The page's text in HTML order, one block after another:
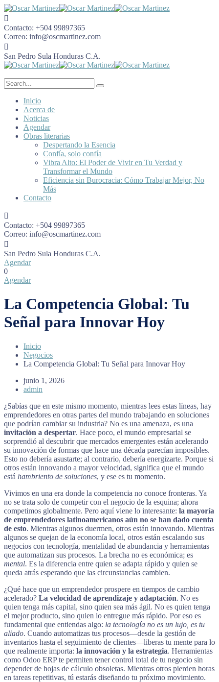
Contacto: +504 99897365
Correo: info@oscmartinez.com
San Pedro Sula Honduras C.A.
Inicio
Acerca de
Noticias
Agendar
Obras literarias
Despertando la Esencia
Confía, solo confía
Vibra Alto: El Poder de Vivir en Tu Verdad y
Transformar el Mundo
Eficiencia sin Burocracia: Cómo Trabajar Mejor, No
Más
Contacto
Contacto: +504 99897365
Correo: info@oscmartinez.com
San Pedro Sula Honduras C.A.
Agendar
0
Agendar
La Competencia Global: Tu
Señal para Innovar Hoy
Inicio
Negocios
La Competencia Global: Tu Señal para Innovar Hoy
junio 1, 2026
admin
¿Sabías que en este mismo momento, mientras lees estas líneas, hay
emprendedores en otras partes del mundo trabajando en soluciones
que podrían cambiar su industria? No es una amenaza, es una
invitación a despertar. Hace poco, el mundo empresarial se
sorprendió al descubrir que mercados emergentes están acelerando
su innovación de formas que hace una década parecían imposibles.
Esto no debería asustarte; al contrario, debería energizarte. Porque si
otros están innovando a mayor velocidad, significa que el mundo
está hambriento de soluciones, y ese es tu momento.
Vivimos en una era donde la competencia no conoce fronteras. Ya
no se trata solo de competir con el negocio de la esquina; ahora
competimos globalmente. Pero aquí viene lo interesante: la mayoría
de emprendedores latinoamericanos aún no se han dado cuenta
de esto. Mientras algunos duermen, otros están innovando. Mientras
algunos se quejan de la economía local, otros están escalando sus
negocios con tecnología, mentalidad de abundancia y herramientas
que automatizan sus procesos. La brecha no es económica; es
mental. Es la diferencia entre quien se adapta rápido y quien se
queda atrás esperando que las circunstancias cambien.
¿Qué hace que un emprendedor prospere en tiempos de cambio
acelerado? La velocidad de aprendizaje y adaptación. No es
quien tenga más capital, sino quien sea más ágil. No es quien tenga
el mejor producto, sino quien lo entregue más rápido. Por eso es
fundamental que entiendas algo: la tecnología no es un lujo, es tu
aliado. Cuando automatizas tus procesos—desde la gestión de
inventarios hasta el seguimiento de clientes—liberas tu mente para lo
que realmente importa: la innovación y la estrategia. Herramientas
como Odoo ERP te permiten tener control total de tu negocio sin
depender de hojas de cálculo obsoletas. Mientras otros pierden horas
en tareas repetitivas, tú estarás diseñando tu próximo movimiento.